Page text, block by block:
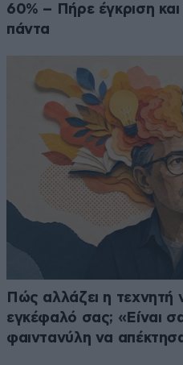
60% – Πήρε έγκριση
πάντα
Πώς αλλάζει η τεχνητή
εγκέφαλό σας; «Είναι
φαιντανύλη να